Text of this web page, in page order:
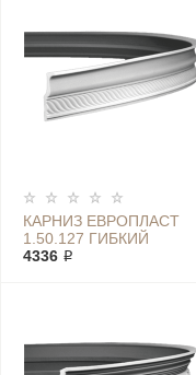
КАРНИЗ ЕВРОПЛАСТ
1.50.127 ГИБКИЙ
4336 ₽